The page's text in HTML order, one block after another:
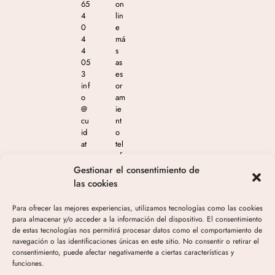
Gestionar el consentimiento de
las cookies
Para ofrecer las mejores experiencias, utilizamos tecnologías como las cookies
para almacenar y/o acceder a la información del dispositivo. El consentimiento
de estas tecnologías nos permitirá procesar datos como el comportamiento de
navegación o las identificaciones únicas en este sitio. No consentir o retirar el
consentimiento, puede afectar negativamente a ciertas características y
funciones.
65
4
0
4
4
05
3
inf
o
@
cu
id
at
m
est
ca
.c
o
m
on
lin
e
má
s
as
es
or
am
ie
nt
o
tel
ef
ón
en
65
4
04
4
05